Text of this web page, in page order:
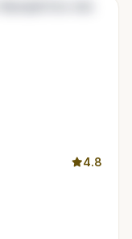
4.8